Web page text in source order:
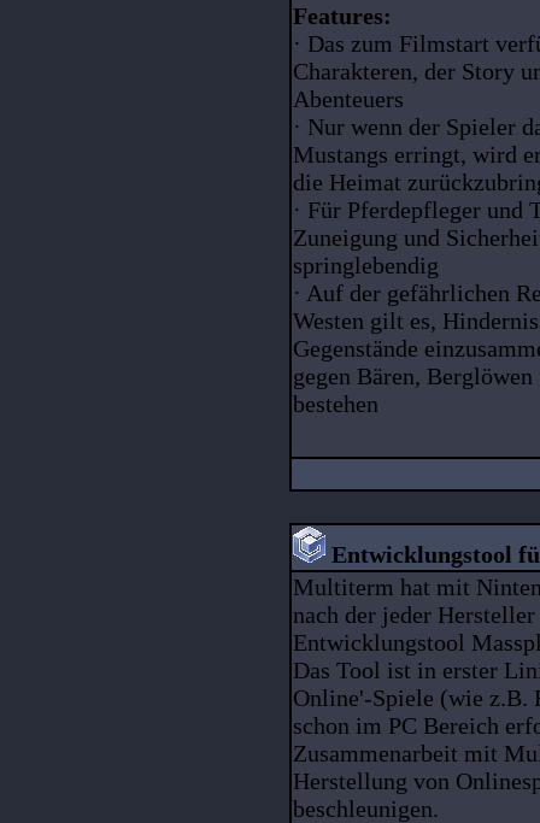
Features:
· Das zum Filmstart
Charakteren, der Story
Abenteuers
· Nur wenn der Spieler
Mustangs erringt, wird
die Heimat
· Für Pferdepfleger und
Zuneigung und
springlebendig
· Auf der gefährlichen
Westen gilt es,
Gegenstände
gegen Bären,
bestehen
Entwicklungstool
Multiterm hat mit
nach der jeder
Entwicklungstool
Das Tool ist in erster
Online'-Spiele (wie z.B.
schon im PC Bereich
Zusammenarbeit mit
Herstellung von
beschleunigen.